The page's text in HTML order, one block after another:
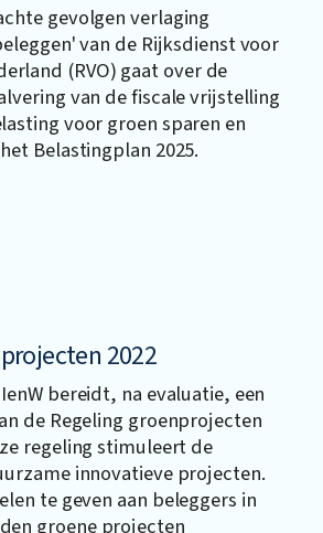
gevolgen verlaging
van de Rijksdienst voor
(RVO) gaat over de
van de fiscale vrijstelling
voor groen sparen en
Belastingplan 2025.
2022
bereidt, na evaluatie, een
de Regeling groenprojecten
regeling stimuleert de
innovatieve projecten.
te geven aan beleggers in
groene projecten